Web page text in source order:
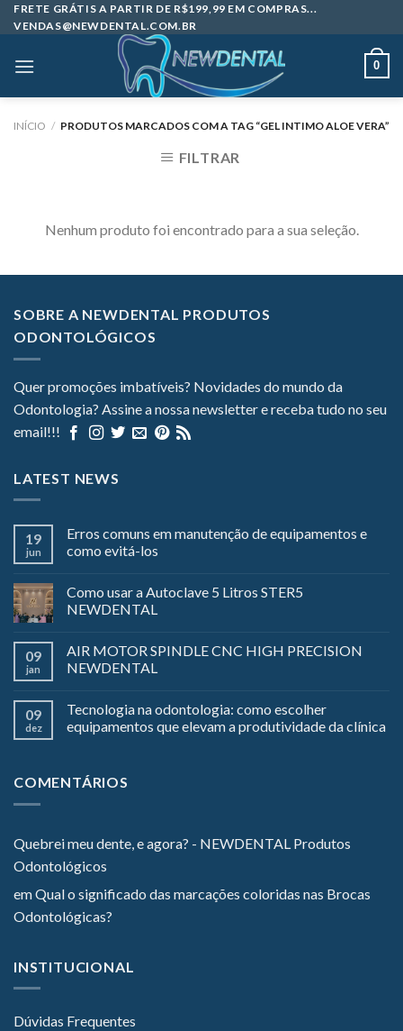
Skip
to
FRETE GRÁTIS A PARTIR DE R$199,99 EM COMPRAS...
VENDAS@NEWDENTAL.COM.BR
0
INÍCIO / PRODUTOS MARCADOS COM A TAG “GEL INTIMO ALOE VERA”
FILTRAR
Nenhum produto foi encontrado para a sua seleção.
SOBRE A NEWDENTAL PRODUTOS
ODONTOLÓGICOS
Quer promoções imbatíveis? Novidades do mundo da
Odontologia? Assine a nossa newsletter e receba tudo no seu
email!!!
LATEST NEWS
19
jun
Erros comuns em manutenção de equipamentos e
como evitá-los
Como usar a Autoclave 5 Litros STER5
NEWDENTAL
09
jan
AIR MOTOR SPINDLE CNC HIGH PRECISION
NEWDENTAL
09
dez
Tecnologia na odontologia: como escolher
equipamentos que elevam a produtividade da clínica
COMENTÁRIOS
Quebrei meu dente, e agora? - NEWDENTAL Produtos
Odontológicos
emQual o significado das marcações coloridas nas Brocas
Odontológicas?
INSTITUCIONAL
Dúvidas Frequentes